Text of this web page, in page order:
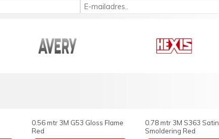
0.56 mtr 3M G53 Gloss Flame
Red
0.78 mtr 3M S363 Satin
Smoldering Red